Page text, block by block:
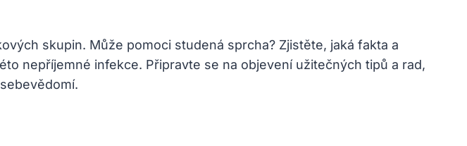
skupin. Může pomoci studená sprcha? Zjistěte, jaká fakta a
nepříjemné infekce. Připravte se na objevení užitečných tipů a rad,